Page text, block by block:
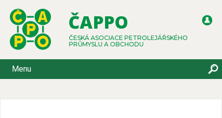
ČAPPO
ČESKÁ ASOCIACE PETROLEJÁŘSKÉHO
PRŮMYSLU A OBCHODU
Menu